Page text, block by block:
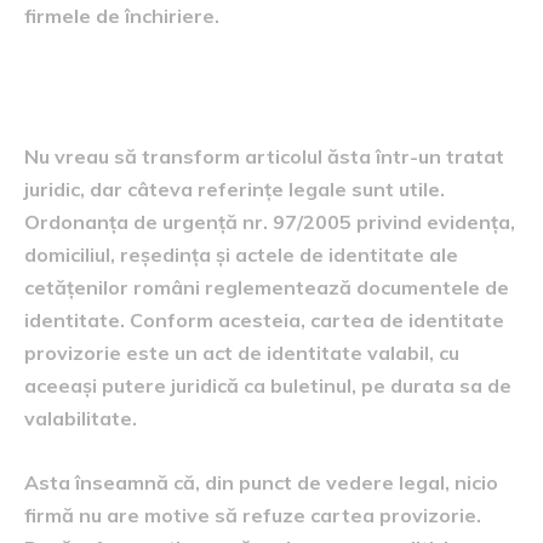
firmele de închiriere.
Nu vreau să transform articolul ăsta într-un tratat
juridic, dar câteva referințe legale sunt utile.
Ordonanța de urgență nr. 97/2005 privind evidența,
domiciliul, reședința și actele de identitate ale
cetățenilor români reglementează documentele de
identitate. Conform acesteia, cartea de identitate
provizorie este un act de identitate valabil, cu
aceeași putere juridică ca buletinul, pe durata sa de
valabilitate.
Asta înseamnă că, din punct de vedere legal, nicio
firmă nu are motive să refuze cartea provizorie.